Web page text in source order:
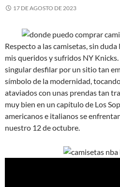
17 DE AGOSTO DE 2023
Respecto a las camisetas, sin
mis queridos y sufridos NY Knicks.
singular desfilar por un sitio tan
símbolo de la modernidad,
ataviados con unas prendas tan
muy bien en un capítulo de Los
americanos e italianos se
nuestro 12 de octubre.